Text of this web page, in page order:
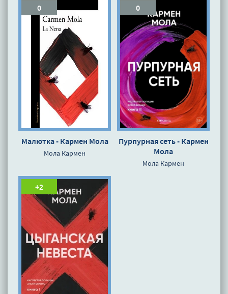
0
Малютка - Кармен Мола
Мола Кармен
0
Пурпурная сеть - Кармен
Мола
Мола Кармен
+2